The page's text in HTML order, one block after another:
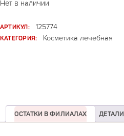
Нет в наличии
АРТИКУЛ:
125774
КАТЕГОРИЯ:
Косметика лечебная
ОСТАТКИ В ФИЛИАЛАХ ДЕТАЛИ